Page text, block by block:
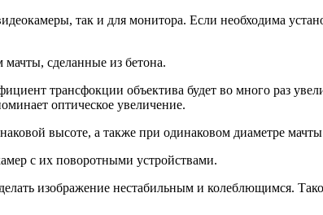
так и для монитора. Если необходима
мачты, сделанные из бетона.
трансфокции объектива будет во много раз
оптическое увеличение.
высоте, а также при одинаковом диаметре
с их поворотными устройствами.
изображение нестабильным и колеблющимся.